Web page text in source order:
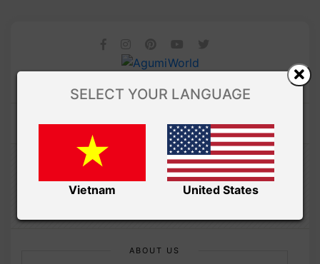
/ Free Amigurumi
BLOG
ABOUT US
SELECT YOUR LANGUAGE
Vietnam United States